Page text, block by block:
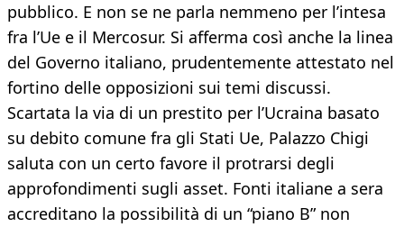
pubblico. E non se ne parla nemmeno per l’intesa
fra l’Ue e il Mercosur. Si afferma così anche la linea
del Governo italiano, prudentemente attestato nel
fortino delle opposizioni sui temi discussi.
Scartata la via di un prestito per l’Ucraina basato
su debito comune fra gli Stati Ue, Palazzo Chigi
saluta con un certo favore il protrarsi degli
approfondimenti sugli asset. Fonti italiane a sera
accreditano la possibilità di un “piano B” non